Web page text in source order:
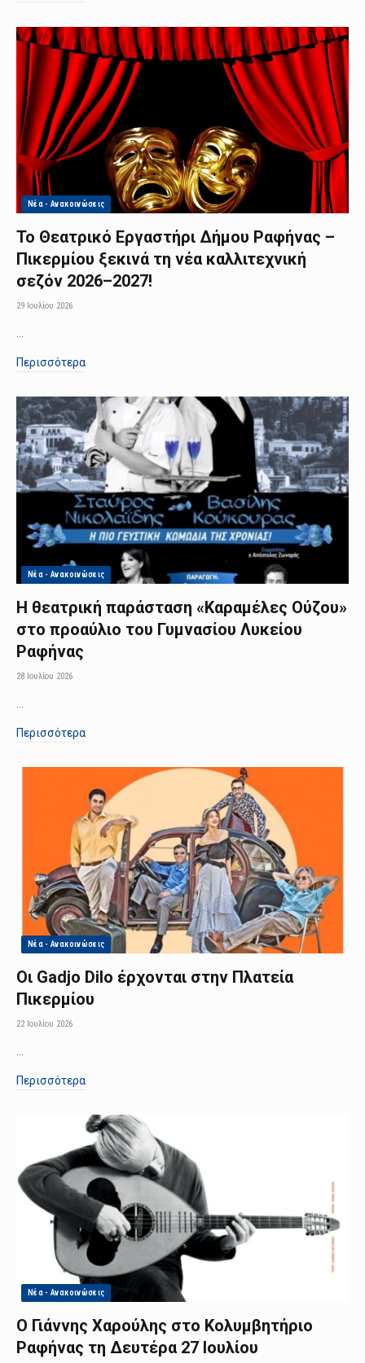
Νέα - Ανακοινώσεις
Το Θεατρικό Εργαστήρι Δήμου Ραφήνας –
Πικερμίου ξεκινά τη νέα καλλιτεχνική
σεζόν 2026–2027!
29 Ιουλίου 2026
Περισσότερα
Νέα - Ανακοινώσεις
Η θεατρική παράσταση «Καραμέλες Ούζου»
στο προαύλιο του Γυμνασίου Λυκείου
Ραφήνας
28 Ιουλίου 2026
Περισσότερα
Νέα - Ανακοινώσεις
Οι Gadjo Dilo έρχονται στην Πλατεία
Πικερμίου
22 Ιουλίου 2026
Περισσότερα
Νέα - Ανακοινώσεις
Ο Γιάννης Χαρούλης στο Κολυμβητήριο
Ραφήνας τη Δευτέρα 27 Ιουλίου